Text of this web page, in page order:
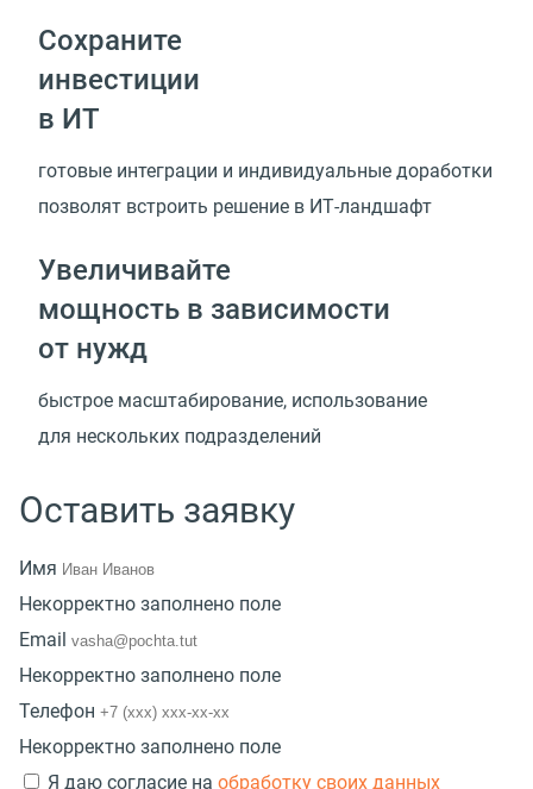
Сохраните
инвестиции
в ИТ
готовые интеграции и индивидуальные доработки
позволят встроить решение в ИТ-ландшафт
Увеличивайте
мощность в зависимости
от нужд
быстрое масштабирование, использование
для нескольких подразделений
Оставить заявку
Имя
Некорректно заполнено поле
Email
Некорректно заполнено поле
Телефон
Некорректно заполнено поле
Я даю согласие на обработку своих данных